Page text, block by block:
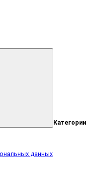
Категории
данных